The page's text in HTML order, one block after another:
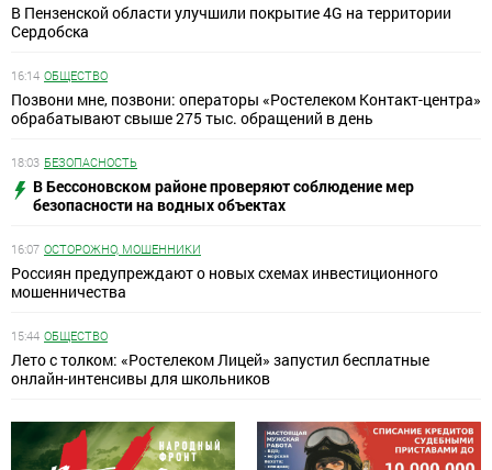
В Пензенской области улучшили покрытие 4G на территории
Сердобска
16:14 ОБЩЕСТВО
Позвони мне, позвони: операторы «Ростелеком Контакт-центра»
обрабатывают свыше 275 тыс. обращений в день
18:03 БЕЗОПАСНОСТЬ
В Бессоновском районе проверяют соблюдение мер
безопасности на водных объектах
16:07 ОСТОРОЖНО, МОШЕННИКИ
Россиян предупреждают о новых схемах инвестиционного
мошенничества
15:44 ОБЩЕСТВО
Лето с толком: «Ростелеком Лицей» запустил бесплатные
онлайн-интенсивы для школьников